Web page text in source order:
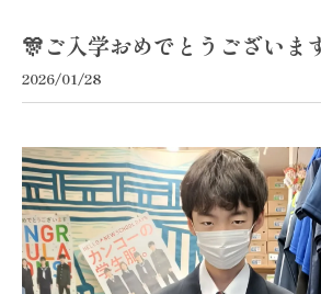
🎊ご入学おめでとうございま
2026/01/28